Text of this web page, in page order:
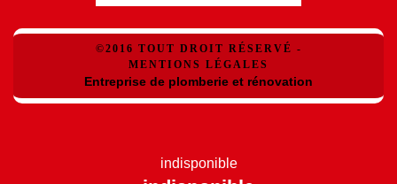
©2016 TOUT DROIT RÉSERVÉ -
MENTIONS LÉGALES
Entreprise de plomberie et rénovation
indisponible